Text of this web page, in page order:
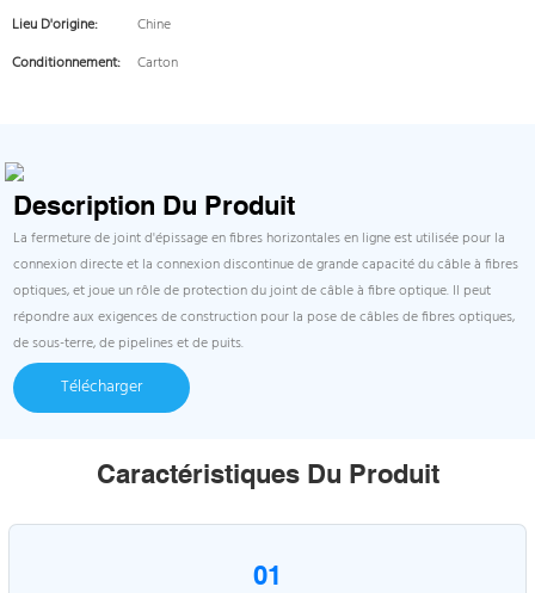
Lieu D'origine:
Chine
Conditionnement:
Carton
Description Du Produit
La fermeture de joint d'épissage en fibres horizontales en ligne est utilisée pour la
connexion directe et la connexion discontinue de grande capacité du câble à fibres
optiques, et joue un rôle de protection du joint de câble à fibre optique. Il peut
répondre aux exigences de construction pour la pose de câbles de fibres optiques,
de sous-terre, de pipelines et de puits.
Télécharger
Caractéristiques Du Produit
01